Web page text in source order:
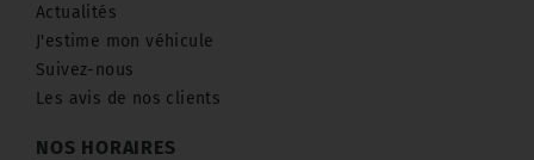
Actualités
J'estime mon véhicule
Suivez-nous
Les avis de nos clients
NOS HORAIRES